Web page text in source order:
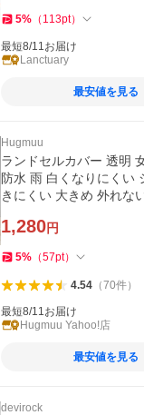
5% （ 113pt）
最短8/11お届け
Lanctuary
最安値を見る
Hugmuu
ランドセルカバー 透明
防水 雨 白くなりにくい
きにくい 大きめ 外れな
1,280円
5% （57pt）
4.54（70件）
最短8/11お届け
Hugmuu Yahoo!店
最安値を見る
devirock